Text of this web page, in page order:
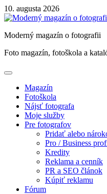
Skip
to
10. augusta 2026
Moderný magazín o fotografii
Foto magazín, fotoškola a
Magazín
Fotoškola
Nájsť fotografa
Moje služby
Pre fotografov
Pridať alebo
Pro / Business
Kredity
Reklama a cenník
PR a SEO článok
Kúpiť reklamu
Fórum